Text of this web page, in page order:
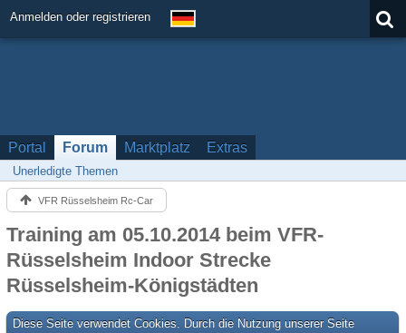
Anmelden oder registrieren
Portal Forum Marktplatz Extras
Unerledigte Themen
VFR Rüsselsheim Rc-Car
Training am 05.10.2014 beim VFR-
Rüsselsheim Indoor Strecke
Rüsselsheim-Königstädten
Diese Seite verwendet Cookies. Durch die Nutzung unserer Seite